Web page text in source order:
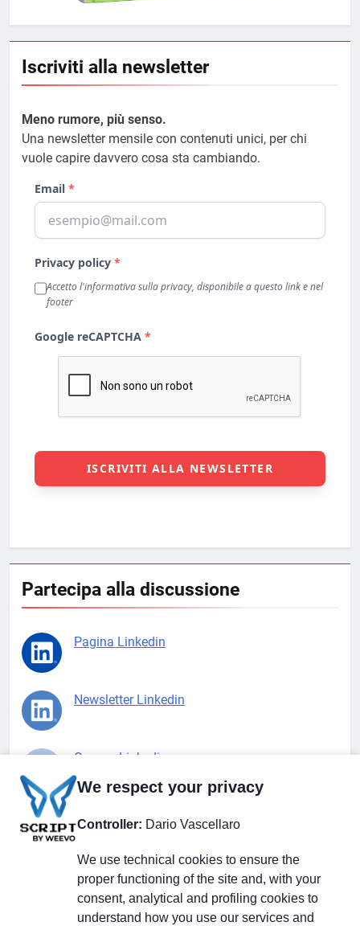
Iscriviti alla newsletter
Meno rumore, più senso.
Una newsletter mensile con contenuti unici, per chi
vuole capire davvero cosa sta cambiando.
Partecipa alla discussione
Pagina Linkedin
Newsletter Linkedin
Gruppo Linkedin
Pagina Facebook
X.com
We respect your privacy
Controller: Dario Vascellaro
We use technical cookies to ensure the
proper functioning of the site and, with your
consent, analytical and profiling cookies to
understand how you use our services and